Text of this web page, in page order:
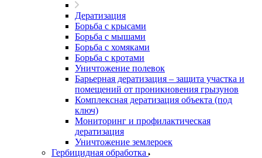
Дератизация
Борьба с крысами
Борьба с мышами
Борьба с хомяками
Борьба с кротами
Уничтожение полевок
Барьерная дератизация – защита участка и
помещений от проникновения грызунов
Комплексная дератизация объекта (под
ключ)
Мониторинг и профилактическая
дератизация
Уничтожение землероек
Гербицидная обработка